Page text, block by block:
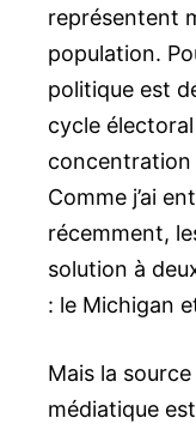
représentent
population.
politique est
cycle
concentration
Comme j’ai
récemment,
solution à
: le Michigan
Mais la
médiatique